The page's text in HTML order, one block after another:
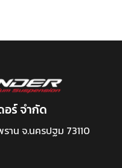
อร์ จำกัด
าน จ.นครปฐม 73110